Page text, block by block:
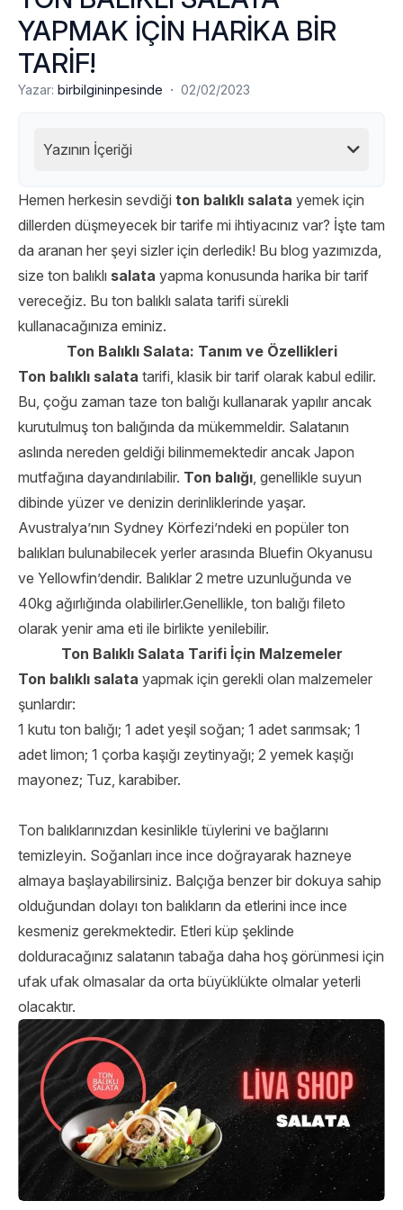
YAPMAK İÇİN HARİKA BİR
TARİF!
Yazar: birbilgininpesinde · 02/02/2023
Yazının İçeriği
Hemen herkesin sevdiği ton balıklı salata yemek için
dillerden düşmeyecek bir tarife mi ihtiyacınız var? İşte tam
da aranan her şeyi sizler için derledik! Bu blog yazımızda,
size ton balıklı salata yapma konusunda harika bir tarif
vereceğiz. Bu ton balıklı salata tarifi sürekli
kullanacağınıza eminiz.
Ton Balıklı Salata: Tanım ve Özellikleri
Ton balıklı salata tarifi, klasik bir tarif olarak kabul edilir.
Bu, çoğu zaman taze ton balığı kullanarak yapılır ancak
kurutulmuş ton balığında da mükemmeldir. Salatanın
aslında nereden geldiği bilinmemektedir ancak Japon
mutfağına dayandırılabilir. Ton balığı, genellikle suyun
dibinde yüzer ve denizin derinliklerinde yaşar.
Avustralya’nın Sydney Körfezi’ndeki en popüler ton
balıkları bulunabilecek yerler arasında Bluefin Okyanusu
ve Yellowfin’dendir. Balıklar 2 metre uzunluğunda ve
40kg ağırlığında olabilirler.Genellikle, ton balığı fileto
olarak yenir ama eti ile birlikte yenilebilir.
Ton Balıklı Salata Tarifi İçin Malzemeler
Ton balıklı salata yapmak için gerekli olan malzemeler
şunlardır:
1 kutu ton balığı; 1 adet yeşil soğan; 1 adet sarımsak; 1
adet limon; 1 çorba kaşığı zeytinyağı; 2 yemek kaşığı
mayonez; Tuz, karabiber.
Ton balıklarınızdan kesinlikle tüylerini ve bağlarını
temizleyin. Soğanları ince ince doğrayarak hazneye
almaya başlayabilirsiniz. Balçığa benzer bir dokuya sahip
olduğundan dolayı ton balıkların da etlerini ince ince
kesmeniz gerekmektedir. Etleri küp şeklinde
dolduracağınız salatanın tabağa daha hoş görünmesi için
ufak ufak olmasalar da orta büyüklükte olmalar yeterli
olacaktır.